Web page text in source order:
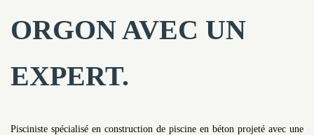
ORGON AVEC UN
EXPERT.
Pisciniste spécialisé en construction de piscine en béton projeté avec une
CONTACTEZ-NOUS